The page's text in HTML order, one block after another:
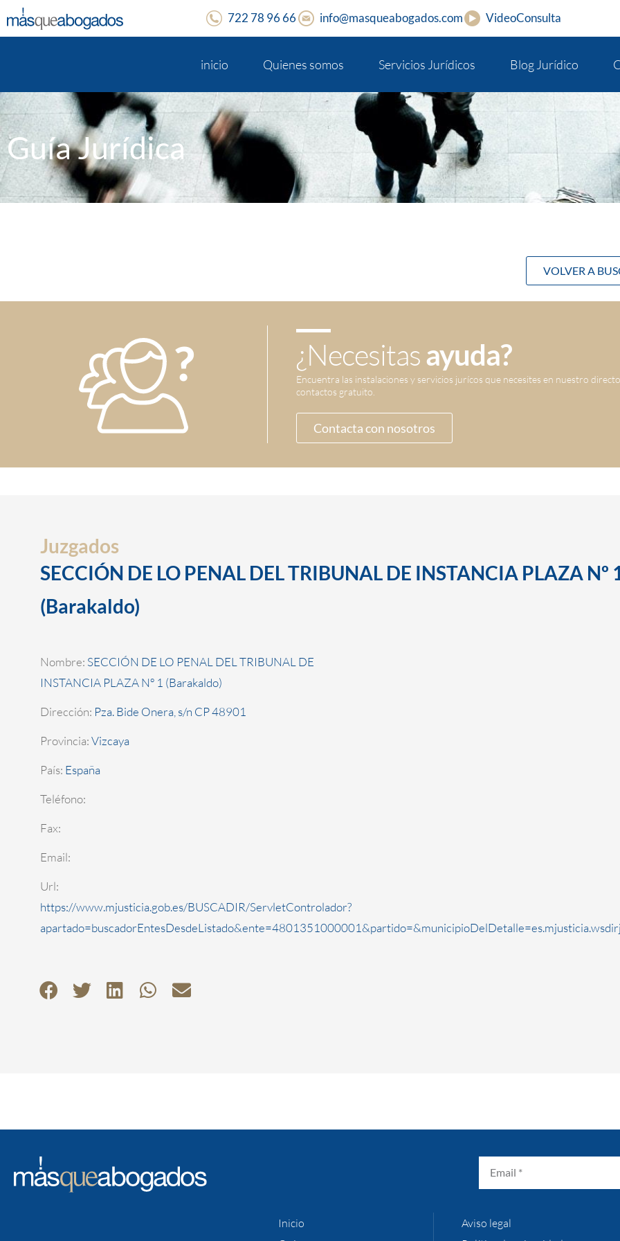
722 78 96 66 info@masqueabogados.com VideoConsulta
inicio Quienes somos Servicios Jurídicos Blog Jurídico
Guía Jurídica
VOLVER A
¿Necesitasayuda?
Encuentra las instalaciones y servicios jurícos que necesites en nuestro
contactos gratuito.
Contacta con nosotros
Juzgados
SECCIÓN DE LO PENAL DEL TRIBUNAL DE INSTANCIA PLAZA Nº
(Barakaldo)
Nombre: SECCIÓN DE LO PENAL DEL TRIBUNAL DE
INSTANCIA PLAZA Nº 1 (Barakaldo)
Dirección: Pza. Bide Onera, s/n CP 48901
Provincia:Vizcaya
País: España
Teléfono:
Fax:
Email:
Url:
https://www.mjusticia.gob.es/BUSCADIR/ServletControlador?
Inicio
Aviso legal